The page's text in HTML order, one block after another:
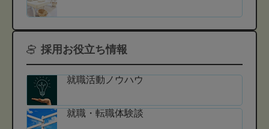
採用お役立ち情報
就職活動ノウハウ
就職・転職体験談